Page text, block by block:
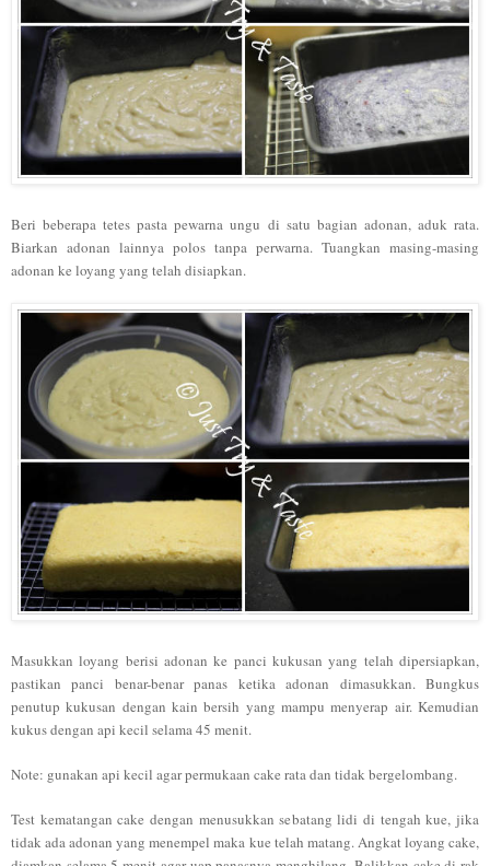
Beri beberapa tetes pasta pewarna ungu di satu bagian adonan, aduk rata.
Biarkan adonan lainnya polos tanpa perwarna. Tuangkan masing-masing
adonan ke loyang yang telah disiapkan.
Masukkan loyang berisi adonan ke panci kukusan yang telah dipersiapkan,
pastikan panci benar-benar panas ketika adonan dimasukkan. Bungkus
penutup kukusan dengan kain bersih yang mampu menyerap air. Kemudian
kukus dengan api kecil selama 45 menit.
Note: gunakan api kecil agar permukaan cake rata dan tidak bergelombang.
Test kematangan cake dengan menusukkan sebatang lidi di tengah kue, jika
tidak ada adonan yang menempel maka kue telah matang. Angkat loyang cake,